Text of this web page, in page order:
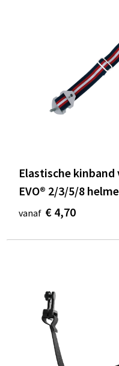
Elastische kinband
EVO® 2/3/5/8
vanaf € 4,70